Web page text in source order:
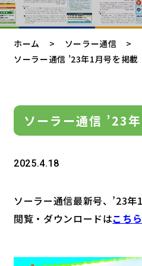
ホーム
ソーラー通信
ソーラー通信 ’23年1月号を掲載
ソーラー通信 ’23
2025.4.18
ソーラー通信最新号、’23年
閲覧・ダウンロードはこちら